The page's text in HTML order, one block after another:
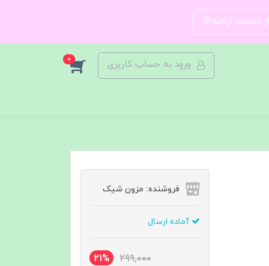
از دستت نرفته😍
ورود به حساب کاربری 0
فروشنده: مزون شیک
آماده ارسال
299,000
21%